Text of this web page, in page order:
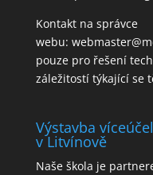
Kontakt na správce
webu:
pouze pro řešení
záležitostí týkající se
Výstavba
v Litvínově
Naše škola je